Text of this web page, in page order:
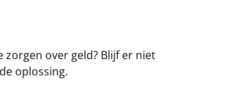
zorgen over geld? Blijf er niet
oplossing.